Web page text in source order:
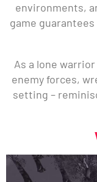
environments,
game
As a lone
enemy forces,
setting –